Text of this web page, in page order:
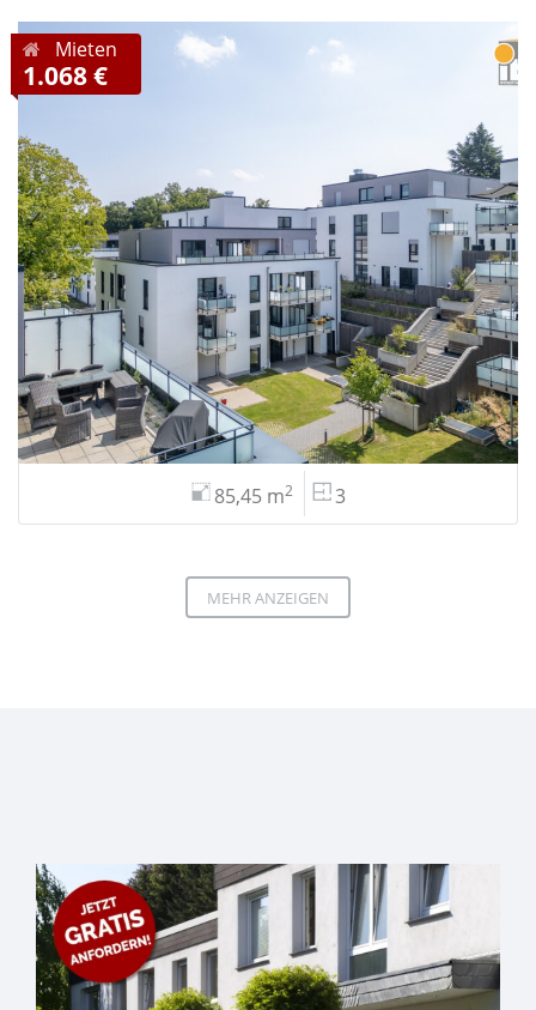
Mieten
1.068 €
85,45 m2 3
MEHR ANZEIGEN